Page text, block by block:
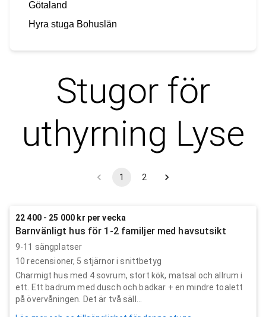
Götaland
Hyra stuga Bohuslän
Stugor för
uthyrning Lyse
1 2
22 400 - 25 000 kr per vecka
Barnvänligt hus för 1-2 familjer med havsutsikt
9-11 sängplatser
10 recensioner, 5 stjärnor i snittbetyg
Charmigt hus med 4 sovrum, stort kök, matsal och allrum i
ett. Ett badrum med dusch och badkar + en mindre toalett
på övervåningen. Det är två säll...